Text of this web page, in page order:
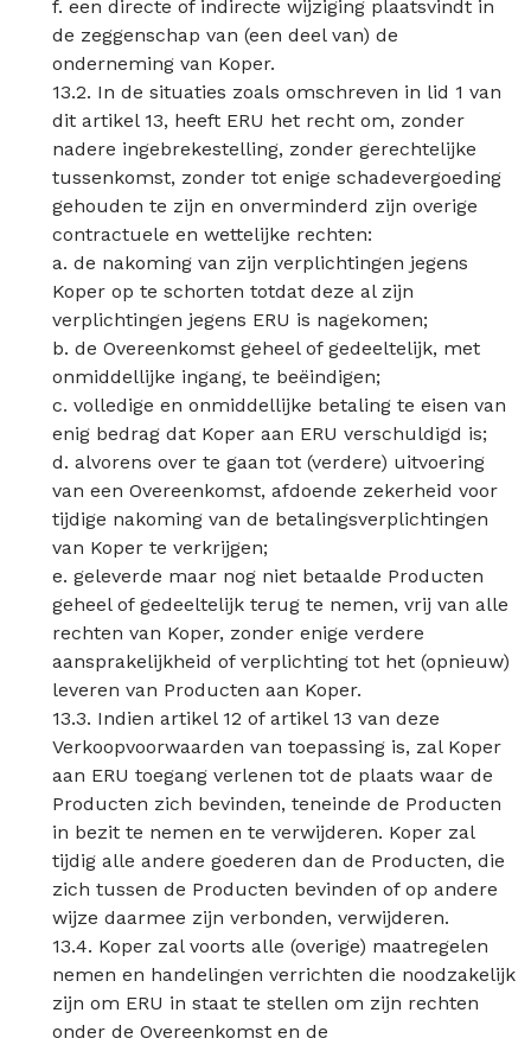
f. een directe of indirecte wijziging plaatsvindt in
de zeggenschap van (een deel van) de
onderneming van Koper.
13.2. In de situaties zoals omschreven in lid 1 van
dit artikel 13, heeft ERU het recht om, zonder
nadere ingebrekestelling, zonder gerechtelijke
tussenkomst, zonder tot enige schadevergoeding
gehouden te zijn en onverminderd zijn overige
contractuele en wettelijke rechten:
a. de nakoming van zijn verplichtingen jegens
Koper op te schorten totdat deze al zijn
verplichtingen jegens ERU is nagekomen;
b. de Overeenkomst geheel of gedeeltelijk, met
onmiddellijke ingang, te beëindigen;
c. volledige en onmiddellijke betaling te eisen van
enig bedrag dat Koper aan ERU verschuldigd is;
d. alvorens over te gaan tot (verdere) uitvoering
van een Overeenkomst, afdoende zekerheid voor
tijdige nakoming van de betalingsverplichtingen
van Koper te verkrijgen;
e. geleverde maar nog niet betaalde Producten
geheel of gedeeltelijk terug te nemen, vrij van alle
rechten van Koper, zonder enige verdere
aansprakelijkheid of verplichting tot het (opnieuw)
leveren van Producten aan Koper.
13.3. Indien artikel 12 of artikel 13 van deze
Verkoopvoorwaarden van toepassing is, zal Koper
aan ERU toegang verlenen tot de plaats waar de
Producten zich bevinden, teneinde de Producten
in bezit te nemen en te verwijderen. Koper zal
tijdig alle andere goederen dan de Producten, die
zich tussen de Producten bevinden of op andere
wijze daarmee zijn verbonden, verwijderen.
13.4. Koper zal voorts alle (overige) maatregelen
nemen en handelingen verrichten die noodzakelijk
zijn om ERU in staat te stellen om zijn rechten
onder de Overeenkomst en de